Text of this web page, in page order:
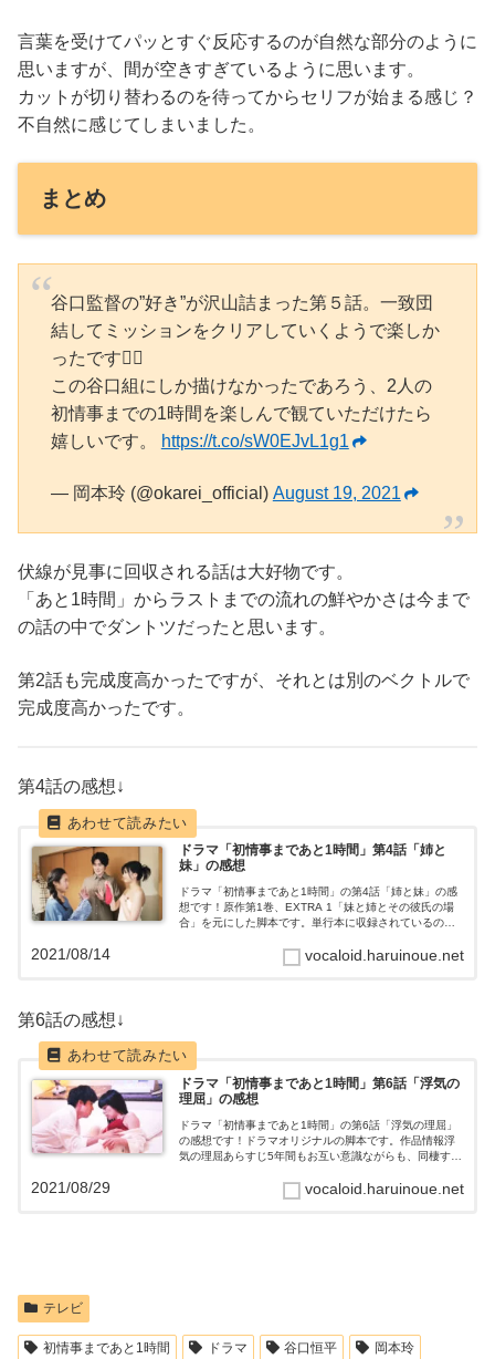
言葉を受けてパッとすぐ反応するのが自然な部分のように
思いますが、間が空きすぎているように思います。
カットが切り替わるのを待ってからセリフが始まる感じ？
不自然に感じてしまいました。
まとめ
谷口監督の”好き”が沢山詰まった第５話。一致団
結してミッションをクリアしていくようで楽しか
ったです❤️‍🔥
この谷口組にしか描けなかったであろう、2人の
初情事までの1時間を楽しんで観ていただけたら
嬉しいです。
https://t.co/sW0EJvL1g1
— 岡本玲 (@okarei_official) August 19, 2021
伏線が見事に回収される話は大好物です。
「あと1時間」からラストまでの流れの鮮やかさは今まで
の話の中でダントツだったと思います。
第2話も完成度高かったですが、それとは別のベクトルで
完成度高かったです。
第4話の感想↓
ドラマ「初情事まであと1時間」第4話「姉と
妹」の感想
ドラマ「初情事まであと1時間」の第4話「姉と妹」の感
想です！原作第1巻、EXTRA 1「妹と姉とその彼氏の場
合」を元にした脚本です。単行本に収録されているのと
あらすじ姉の瑞穂（青山美郷...vocaloid.haruinoue.net
2021/08/14
第6話の感想↓
ドラマ「初情事まであと1時間」第6話「浮気の
理屈」の感想
ドラマ「初情事まであと1時間」の第6話「浮気の理屈」
の感想です！ドラマオリジナルの脚本です。作品情報浮
気の理屈あらすじ5年間もお互い意識ながらも、同棲する
慶）と智子（さとうほなみ）。ある晩酔...
vocaloid.haruinoue.net
2021/08/29
テレビ
初情事まであと1時間 ドラマ 谷口恒平
岡本玲